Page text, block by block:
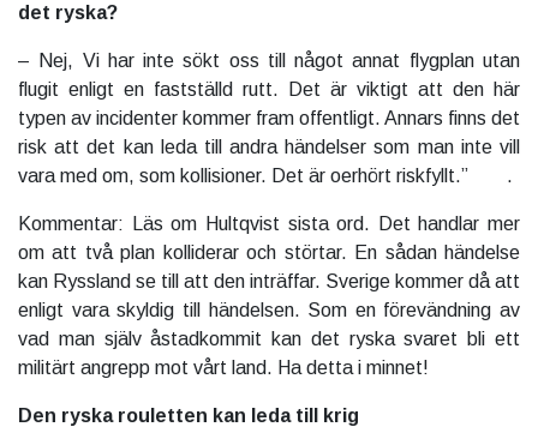
det ryska?
– Nej, Vi har inte sökt oss till något annat flygplan utan
flugit enligt en fastställd rutt. Det är viktigt att den här
typen av incidenter kommer fram offentligt. Annars finns det
risk att det kan leda till andra händelser som man inte vill
vara med om, som kollisioner. Det är oerhört riskfyllt.” .
Kommentar: Läs om Hultqvist sista ord. Det handlar mer
om att två plan kolliderar och störtar. En sådan händelse
kan Ryssland se till att den inträffar. Sverige kommer då att
enligt vara skyldig till händelsen. Som en förevändning av
vad man själv åstadkommit kan det ryska svaret bli ett
militärt angrepp mot vårt land. Ha detta i minnet!
Den ryska rouletten kan leda till krig